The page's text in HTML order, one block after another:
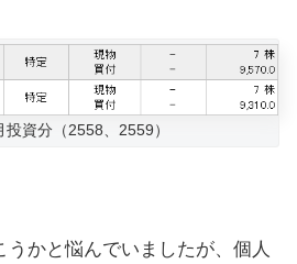
投資分（2558、2559）
かと悩んでいましたが、個人